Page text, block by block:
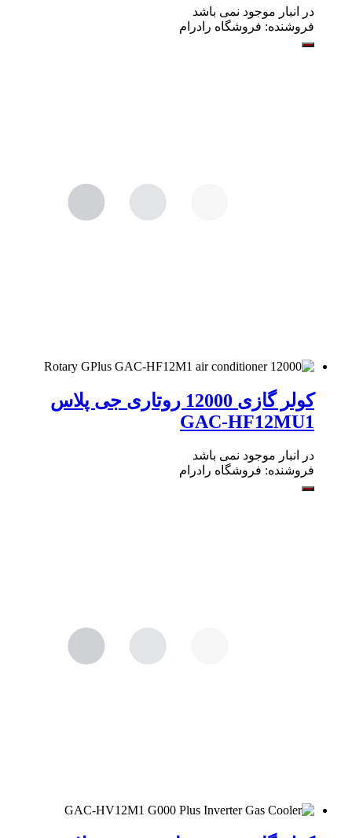
در انبار موجود نمی باشد
فروشنده: فروشگاه رادرام
کولر گازی 12000 روتاری جی پلاس
GAC-HF12MU1
در انبار موجود نمی باشد
فروشنده: فروشگاه رادرام